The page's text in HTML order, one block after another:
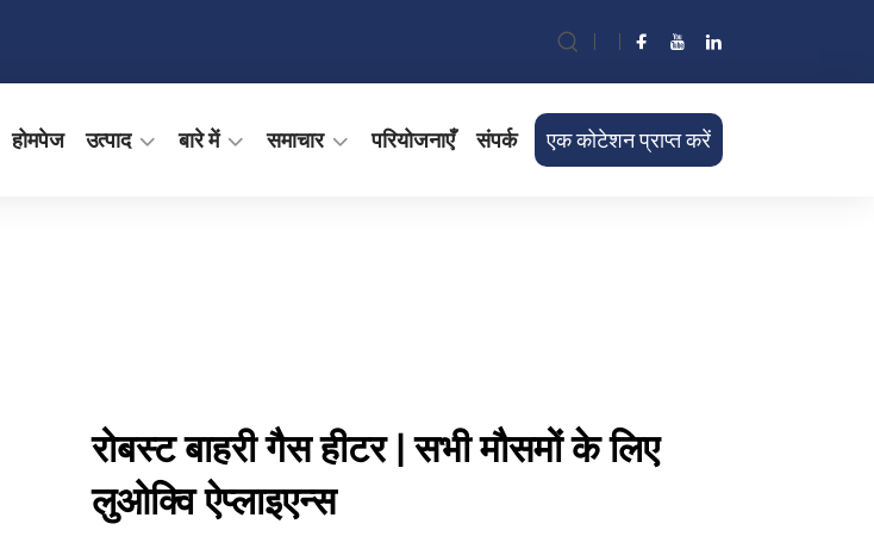
होमपेज उत्पाद बारे में समाचार परियोजनाएँ संपर्क एक कोटेशन प्राप्त करें
रोबस्ट बाहरी गैस हीटर | सभी मौसमों के लिए
लुओक्वि ऐप्लाइएन्स